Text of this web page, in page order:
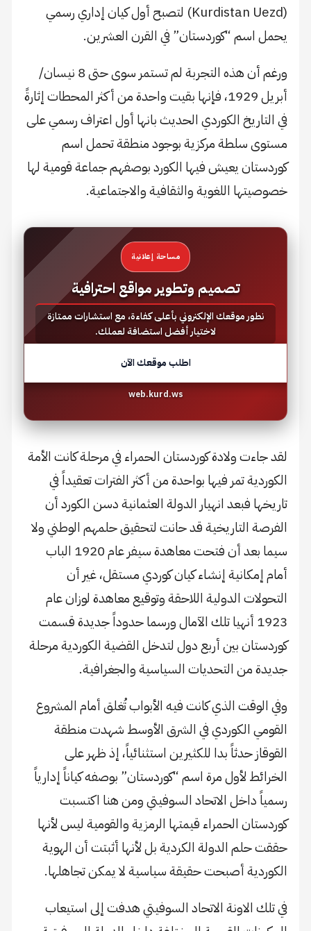
(Kurdistan Uezd) لتصبح أول كيان إداري رسمي
يحمل اسم “كوردستان” في القرن العشرين.
ورغم أن هذه التجربة لم تستمر سوى حتى 8 نيسان/
أبريل 1929، فإنها بقيت واحدة من أكثر المحطات إثارةً
في التاريخ الكوردي الحديث بانها أول اعتراف رسمي على
مستوى سلطة مركزية بوجود منطقة تحمل اسم
كوردستان يعيش فيها الكورد بوصفهم جماعة قومية لها
خصوصيتها اللغوية والثقافية والاجتماعية.
مساحة إعلانية
تصميم وتطوير مواقع احترافية
نطور موقعك الإلكتروني بأعلى كفاءة، مع استشارات ممتازة
لاختيار أفضل استضافة لعملك.
اطلب موقعك الآن
web.kurd.ws
لقد جاءت ولادة كوردستان الحمراء في مرحلة كانت الأمة
الكوردية تمر فيها بواحدة من أكثر الفترات تعقيداً في
تاريخها فبعد انهيار الدولة العثمانية دسن الكورد أن
الفرصة التاريخية قد حانت لتحقيق حلمهم الوطني ولا
سيما بعد أن فتحت معاهدة سيفر عام 1920 الباب
أمام إمكانية إنشاء كيان كوردي مستقل، غير أن
التحولات الدولية اللاحقة وتوقيع معاهدة لوزان عام
1923 أنهيا تلك الآمال ورسما حدوداً جديدة قسمت
كوردستان بين أربع دول لتدخل القضية الكوردية مرحلة
جديدة من التحديات السياسية والجغرافية.
وفي الوقت الذي كانت فيه الأبواب تُغلق أمام المشروع
القومي الكوردي في الشرق الأوسط شهدت منطقة
القوقاز حدثاً بدا للكثيرين استثنائياً، إذ ظهر على
الخرائط لأول مرة اسم “كوردستان” بوصفه كياناً إدارياً
رسمياً داخل الاتحاد السوفيتي ومن هنا اكتسبت
كوردستان الحمراء قيمتها الرمزية والقومية ليس لأنها
حققت حلم الدولة الكردية بل لأنها أثبتت أن الهوية
الكوردية أصبحت حقيقة سياسية لا يمكن تجاهلها.
في تلك الاونة الاتحاد السوفيتي هدفت إلى استيعاب